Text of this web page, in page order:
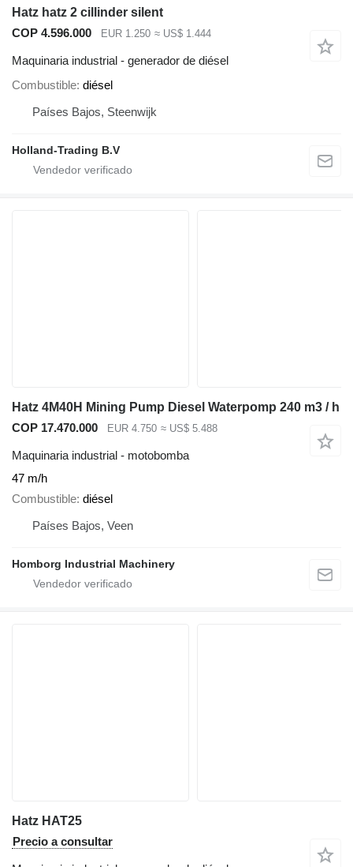
Hatz hatz 2 cillinder silent
COP 4.596.000
EUR 1.250 ≈ US$ 1.444
Maquinaria industrial - generador de diésel
Combustible diésel
Países Bajos, Steenwijk
Holland-Trading B.V
Hatz 4M40H Mining Pump Diesel Waterpomp 240 m3 / h
COP 17.470.000
EUR 4.750 ≈ US$ 5.488
Maquinaria industrial - motobomba
47 m/h
Combustible diésel
Países Bajos, Veen
Homborg Industrial Machinery
Hatz HAT25
Precio a consultar